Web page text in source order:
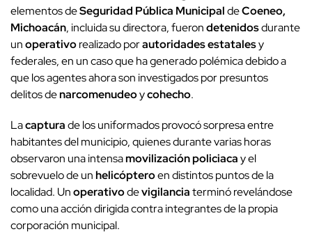
elementos deSeguridad Pública MunicipaldeCoeneo,
Michoacán, incluida su directora, fuerondetenidosdurante
unoperativorealizado porautoridades estatalesy
federales, en un caso que ha generado polémica debido a
que los agentes ahora son investigados por presuntos
delitos denarcomenudeoycohecho.
Lacapturade los uniformados provocó sorpresa entre
habitantes del municipio, quienes durante varias horas
observaron una intensamovilización policiacay el
sobrevuelo de unhelicópteroen distintos puntos de la
localidad. Unoperativodevigilanciaterminó revelándose
como una acción dirigida contra integrantes de la propia
corporación municipal.